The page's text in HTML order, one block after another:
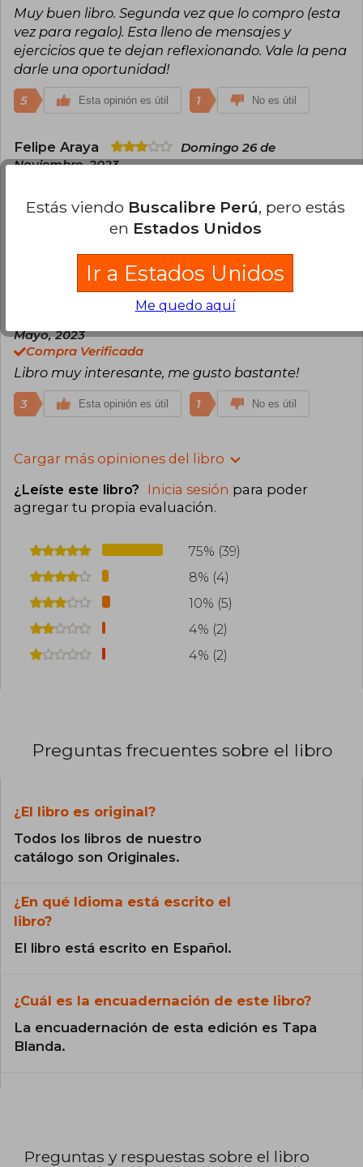
Muy buen libro. Segunda vez que lo compro (esta
vez para regalo). Esta lleno de mensajes y
ejercicios que te dejan reflexionando. Vale la pena
darle una oportunidad!
5 Esta opinión es útil 1 No es útil
Felipe Araya
Domingo 26 de
Noviembre, 2023
La verdad es como seguir una receta de cocina,
hasta cierto punto uno puede seguir el libro, hay
un limite donde ya todo es lo mismo.
Esta opinión es útil 0 No es útil
Vicente Basta Gardilcic
Mayo, 2023
Compra Verificada
Libro muy interesante, me gusto bastante!
3 Esta opinión es útil 1 No es útil
Cargar más opiniones del libro
¿Leíste este libro? Inicia sesión para poder
agregar tu propia evaluación.
75% (39)
8% (4)
10% (5)
4% (2)
4% (2)
Preguntas frecuentes sobre el libro
¿El libro es original?
Todos los libros de nuestro
catálogo son Originales.
¿En qué Idioma está escrito el
libro?
El libro está escrito en Español.
¿Cuál es la encuadernación de este libro?
La encuadernación de esta edición es Tapa
Blanda.
Preguntas y respuestas sobre el libro
Estás viendo Buscalibre Perú, pero estás
en Estados Unidos
Ir a Estados Unidos
Me quedo aquí